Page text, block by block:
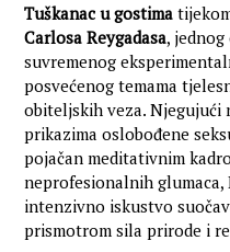
Tuškanac u gostima
Carlosa Reygadasa,
suvremenog
posvećenog temama
obiteljskih veza.
prikazima oslobođene
pojačan meditativnim
neprofesionalnih glumaca,
intenzivno iskustvo
prismotrom sila prirode i